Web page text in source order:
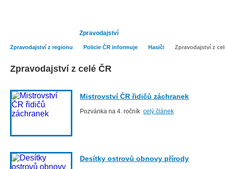
Zpravodajství
Zpravodajství z regionu Policie ČR informuje Hasiči Zpravodajství z
Zpravodajství z celé ČR
Mistrovství ČR řidičů záchranek
Pozvánka na 4. ročník celý článek
Desítky ostrovů obnovy přírody